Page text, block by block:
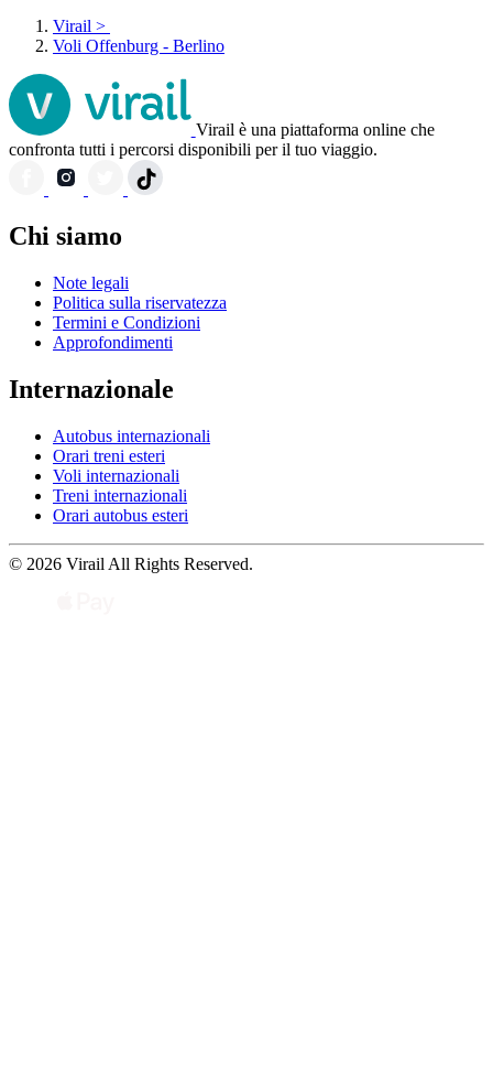
Virail >
Voli Offenburg - Berlino
Virail è una piattaforma online che
confronta tutti i percorsi disponibili per il tuo viaggio.
Chi siamo
Note legali
Politica sulla riservatezza
Termini e Condizioni
Approfondimenti
Internazionale
Autobus internazionali
Orari treni esteri
Voli internazionali
Treni internazionali
Orari autobus esteri
© 2026 Virail All Rights Reserved.